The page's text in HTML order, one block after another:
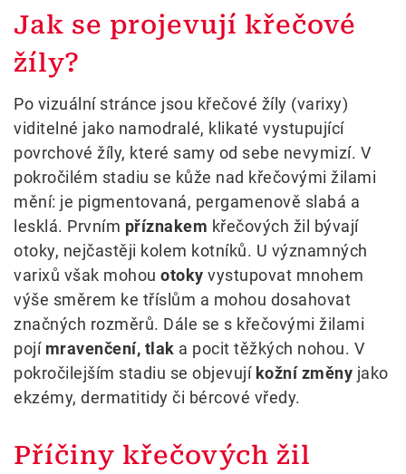
Jak se projevují křečové
žíly?
Po vizuální stránce jsou křečové žíly (varixy)
viditelné jako namodralé, klikaté vystupující
povrchové žíly, které samy od sebe nevymizí. V
pokročilém stadiu se kůže nad křečovými žilami
mění: je pigmentovaná, pergamenově slabá a
lesklá. Prvním příznakem křečových žil bývají
otoky, nejčastěji kolem kotníků. U významných
varixů však mohou otoky vystupovat mnohem
výše směrem ke tříslům a mohou dosahovat
značných rozměrů. Dále se s křečovými žilami
pojí mravenčení, tlak a pocit těžkých nohou. V
pokročilejším stadiu se objevují kožní změny jako
ekzémy, dermatitidy či bércové vředy.
Příčiny křečových žil